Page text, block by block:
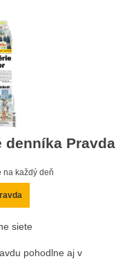
denníka Pravda
na každý deň
siete
pohodlne aj v